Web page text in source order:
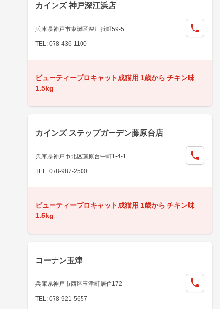
カインズ 神戸深江浜店
兵庫県神戸市東灘区深江浜町59-5
TEL: 078-436-1100
ビューティープロキャット成猫用 1歳から チキン味
1.5kg
カインズ ステップガーデン藤原台店
兵庫県神戸市北区藤原台中町1-4-1
TEL: 078-987-2500
ビューティープロキャット成猫用 1歳から チキン味
1.5kg
コーナン玉津
兵庫県神戸市西区玉津町居住172
TEL: 078-921-5657